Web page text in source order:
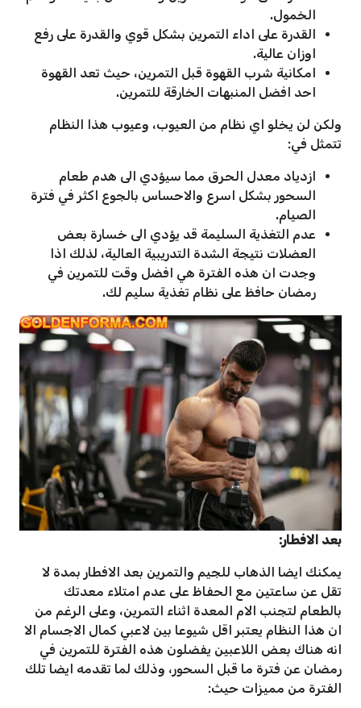
الخمول.
القدرة على اداء التمرين بشكل قوي والقدرة على رفع
اوزان عالية.
امكانية شرب القهوة قبل التمرين، حيث تعد القهوة
احد افضل المنبهات الخارقة للتمرين.
ولكن لن يخلو اي نظام من العيوب، وعيوب هذا النظام
تتمثل في:
ازدياد معدل الحرق مما سيؤدي الى هدم طعام
السحور بشكل اسرع والاحساس بالجوع اكثر في فترة
الصيام.
عدم التغذية السليمة قد يؤدي الى خسارة بعض
العضلات نتيجة الشدة التدريبية العالية، لذلك اذا
وجدت ان هذه الفترة هي افضل وقت للتمرين في
رمضان حافظ على نظام تغذية سليم لك.
بعد الافطار:
يمكنك ايضا الذهاب للجيم والتمرين بعد الافطار بمدة لا
تقل عن ساعتين مع الحفاظ على عدم امتلاء معدتك
بالطعام لتجنب الام المعدة اثناء التمرين، وعلى الرغم من
ان هذا النظام يعتبر اقل شيوعا بين لاعبي كمال الاجسام الا
انه هناك بعض اللاعبين يفضلون هذه الفترة للتمرين في
رمضان عن فترة ما قبل السحور، وذلك لما تقدمه ايضا تلك
الفترة من مميزات حيث: